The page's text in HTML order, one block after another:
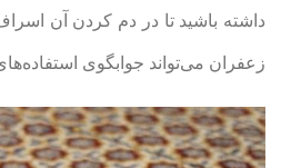
داشته باشید تا در دم کردن آن
زعفران می‌تواند جوابگوی